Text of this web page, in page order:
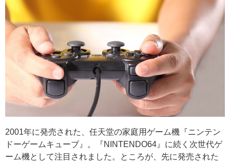
2001年に発売された、任天堂の家庭用ゲーム機『ニンテン
ドーゲームキューブ』。『NINTENDO64』に続く次世代ゲ
ーム機として注目されました。ところが、先に発売された